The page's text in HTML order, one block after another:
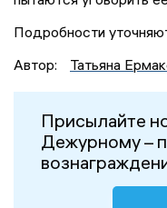
Подробности
Автор:
Татьяна
Присылайте
Дежурному –